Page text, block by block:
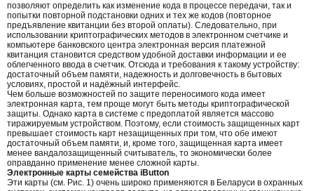
позволяют определить как изменение кода в процессе передачи, так и
попытки повторной подстановки одних и тех же кодов (повторное
предъявление квитанции без второй оплаты). Следовательно, при
использовании криптографических методов в электронном счетчике и
компьютере банковского центра электронная версия платежной
квитанция становится средством удобной доставки информации и ее
облегченного ввода в счетчик. Отсюда и требования к такому устройству:
достаточный объем памяти, надежность и долговечность в бытовых
условиях, простой и надёжный интерфейс.
Чем больше возможностей по защите переносимого кода имеет
электронная карта, тем проще могут быть методы криптографической
защиты. Однако карта в системе с предоплатой является массово
тиражируемым устройством. Поэтому, если стоимость защищенных карт
превышает стоимость карт незащищенных при том, что обе имеют
достаточный объем памяти, и, кроме того, защищенная карта имеет
менее вандалозащищенный считыватель, то экономически более
оправданно применение менее сложной карты.
Электронные карты семейства iButton
Эти карты (см. Рис. 1) очень широко применяются в Беларуси в охранных